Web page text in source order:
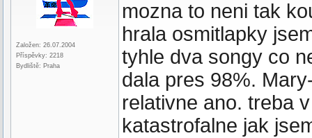
Založen: 26.07.2004
Příspěvky: 2218
Bydliště: Praha
mozna to neni tak
hrala osmitlapky
tyhle dva songy co
dala pres 98%.
relativne ano. treba
katastrofalne jak